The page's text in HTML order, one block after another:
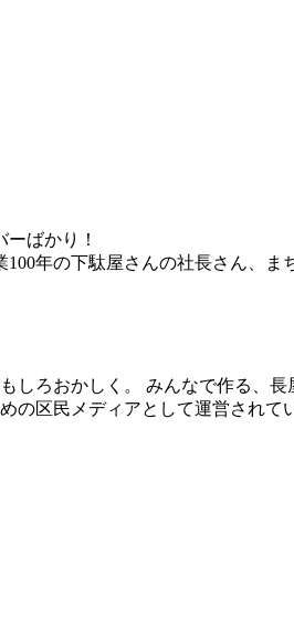
ばかり！
年の下駄屋さんの社長さん、
しろおかしく。 みんなで作る、
の区民メディアとして運営されて